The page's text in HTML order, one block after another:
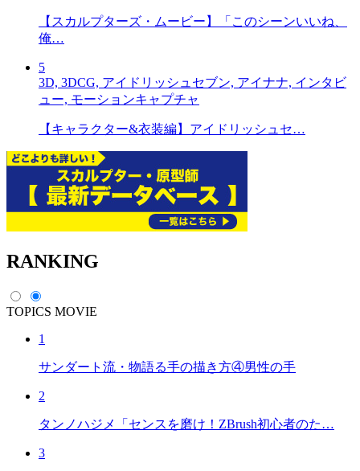
【スカルプターズ・ムービー】「このシーンいいね、
俺…
5
3D, 3DCG, アイドリッシュセブン, アイナナ, インタビ
ュー, モーションキャプチャ
【キャラクター&衣装編】アイドリッシュセ…
RANKING
TOPICS MOVIE
1
サンダート流・物語る手の描き方④男性の手
2
タンノハジメ「センスを磨け！ZBrush初心者のた…
3